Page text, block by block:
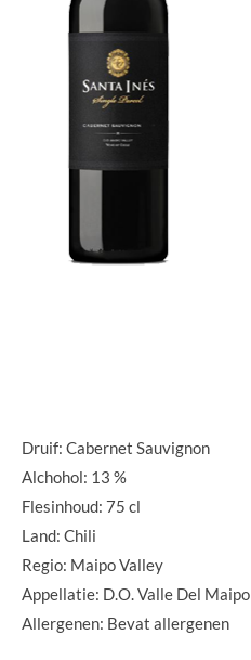
Druif: Cabernet Sauvignon
Alchohol: 13 %
Flesinhoud: 75 cl
Land: Chili
Regio: Maipo Valley
Appellatie: D.O. Valle Del Maipo
Allergenen: Bevat allergenen